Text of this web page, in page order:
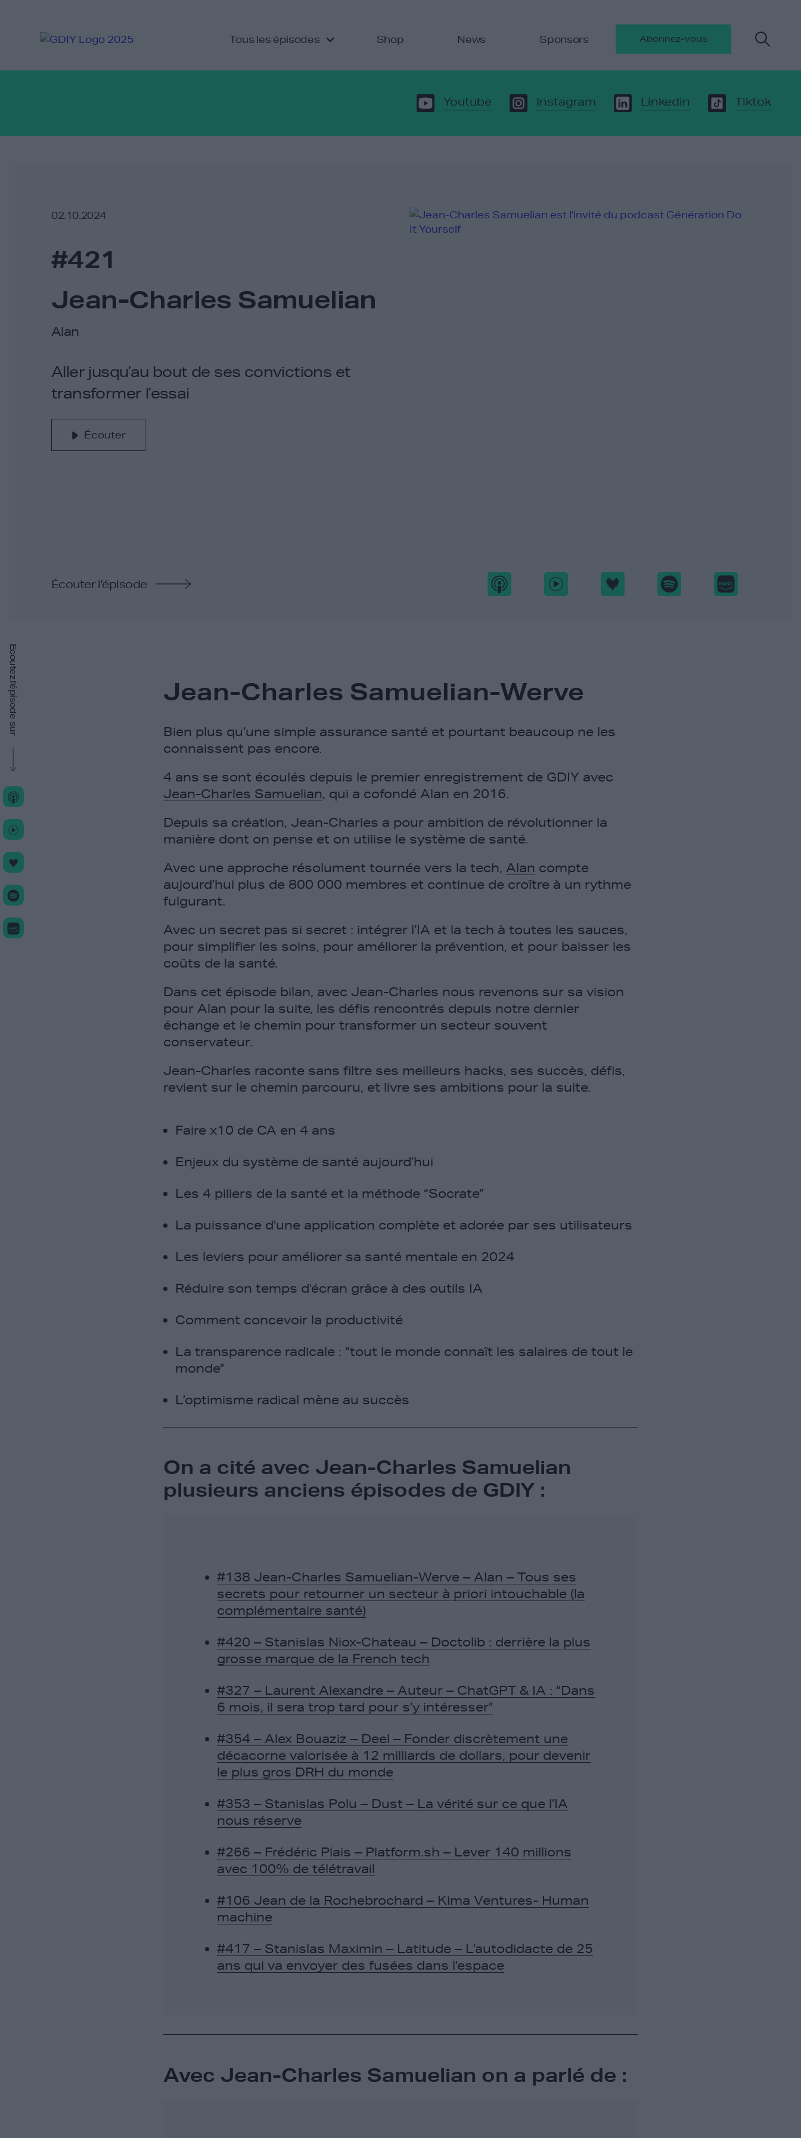
Tous les épisodes Shop News Sponsors Abonnez-vous
Youtube Instagram Linkedin Tiktok
02.10.2024
#421
Jean-Charles Samuelian
Alan
Aller jusqu’au bout de ses convictions et
transformer l’essai
Écouter
Écouter l’épisode
Ecoutez l'épisode sur Jean-Charles Samuelian-Werve
Bien plus qu’une simple assurance santé et pourtant beaucoup ne les
connaissent pas encore.
4 ans se sont écoulés depuis le premier enregistrement de GDIY avec
Jean-Charles Samuelian , qui a cofondé Alan en 2016.
Depuis sa création, Jean-Charles a pour ambition de révolutionner la
manière dont on pense et on utilise le système de santé.
Avec une approche résolument tournée vers la tech, Alan compte
aujourd’hui plus de 800 000 membres et continue de croître à un rythme
fulgurant.
Avec un secret pas si secret : intégrer l’IA et la tech à toutes les sauces,
pour simplifier les soins, pour améliorer la prévention, et pour baisser les
coûts de la santé.
Dans cet épisode bilan, avec Jean-Charles nous revenons sur sa vision
pour Alan pour la suite, les défis rencontrés depuis notre dernier
échange et le chemin pour transformer un secteur souvent
conservateur.
Jean-Charles raconte sans filtre ses meilleurs hacks, ses succès, défis,
revient sur le chemin parcouru, et livre ses ambitions pour la suite.
Faire x10 de CA en 4 ans
Enjeux du système de santé aujourd’hui
Les 4 piliers de la santé et la méthode “Socrate”
La puissance d’une application complète et adorée par ses utilisateurs
Les leviers pour améliorer sa santé mentale en 2024
Réduire son temps d’écran grâce à des outils IA
Comment concevoir la productivité
La transparence radicale : “tout le monde connaît les salaires de tout le
monde”
L’optimisme radical mène au succès
On a cité avec Jean-Charles Samuelian
plusieurs anciens épisodes de GDIY :
#138 Jean-Charles Samuelian-Werve – Alan – Tous ses
secrets pour retourner un secteur à priori intouchable (la
complémentaire santé)
#420 – Stanislas Niox-Chateau – Doctolib : derrière la plus
grosse marque de la French tech
#327 – Laurent Alexandre – Auteur – ChatGPT & IA : “Dans
6 mois, il sera trop tard pour s’y intéresser”
#354 – Alex Bouaziz – Deel – Fonder discrètement une
décacorne valorisée à 12 milliards de dollars, pour devenir
le plus gros DRH du monde
#353 – Stanislas Polu – Dust – La vérité sur ce que l’IA
nous réserve
#266 – Frédéric Plais – Platform.sh – Lever 140 millions
avec 100% de télétravail
#106 Jean de la Rochebrochard – Kima Ventures- Human
machine
#417 – Stanislas Maximin – Latitude – L’autodidacte de 25
ans qui va envoyer des fusées dans l’espace
Avec Jean-Charles Samuelian on a parlé de :